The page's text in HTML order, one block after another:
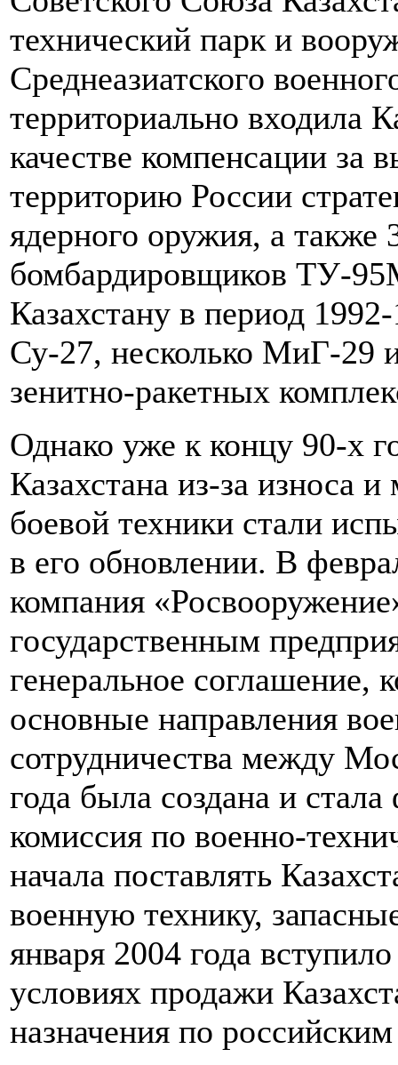
технический парк и
Среднеазиатского
территориально входила
качестве компенсации за
территорию России
ядерного оружия, а также
бомбардировщиков ТУ-
Казахстану в период
Су-27, несколько МиГ-29
зенитно-ракетных
Однако уже к концу 90-х
Казахстана из-за износа
боевой техники стали
в его обновлении. В
компания
государственным
генеральное
основные направления
сотрудничества между
года была создана и
комиссия по военно-
начала поставлять
военную технику,
января 2004 года
условиях продажи
назначения по